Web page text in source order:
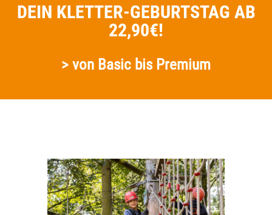
DEIN KLETTER-GEBURTSTAG AB
22,90€!
> von Basic bis Premium